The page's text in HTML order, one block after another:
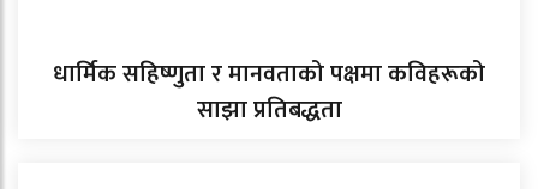
धार्मिक सहिष्णुता र मानवताको पक्षमा कविहरूको
साझा प्रतिबद्धता